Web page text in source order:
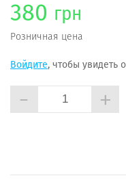
380 грн
Розничная цена
Войдите, чтобы увидеть
- +